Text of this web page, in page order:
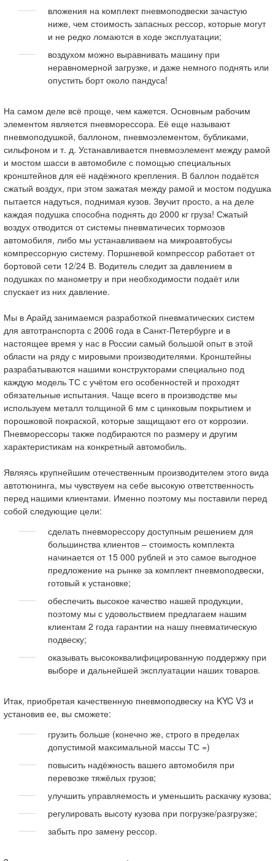
вложения на комплект пневмоподвески зачастую
ниже, чем стоимость запасных рессор, которые могут
и не редко ломаются в ходе эксплуатации;
воздухом можно выравнивать машину при
неравномерной загрузке, и даже немного поднять или
опустить борт около пандуса!
На самом деле всё проще, чем кажется. Основным рабочим
элементом является пневморессора. Её еще называют
пневмоподушкой, баллоном, пневмоэлементом, бубликами,
сильфоном и т. д. Устанавливается пневмоэлемент между рамой
и мостом шасси в автомобиле с помощью специальных
кронштейнов для её надёжного крепления. В баллон подаётся
сжатый воздух, при этом зажатая между рамой и мостом подушка
пытается надуться, поднимая кузов. Звучит просто, а на деле
каждая подушка способна поднять до 2000 кг груза! Сжатый
воздух отводится от системы пневматичесих тормозов
автомобиля, либо мы устанавливаем на микроавтобусы
компрессорную систему. Поршневой компрессор работает от
бортовой сети 12/24 В. Водитель следит за давлением в
подушках по манометру и при необходимости подаёт или
спускает из них давление.
Мы в Арайд занимаемся разработкой пневматических систем
для автотранспорта с 2006 года в Санкт-Петербурге и в
настоящее время у нас в России самый большой опыт в этой
области на ряду с мировыми производителями. Кронштейны
разрабатываются нашими конструкторами специально под
каждую модель ТС с учётом его особенностей и проходят
обязательные испытания. Чаще всего в производстве мы
используем металл толщиной 6 мм с цинковым покрытием и
порошковой покраской, которые защищают его от коррозии.
Пневморессоры также подбираются по размеру и другим
характеристикам на конкретный автомобиль.
Являясь крупнейшим отечественным производителем этого вида
автотюнинга, мы чувствуем на себе высокую ответственность
перед нашими клиентами. Именно поэтому мы поставили перед
собой следующие цели:
сделать пневморессору доступным решением для
большинства клиентов – стоимость комплекта
начинается от 15 000 рублей и это самое выгодное
предложение на рынке за комплект пневмоподвески,
готовый к установке;
обеспечить высокое качество нашей продукции,
поэтому мы с удовольствием предлагаем нашим
клиентам 2 года гарантии на нашу пневматическую
подвеску;
оказывать высококвалифицированную поддержку при
выборе и дальнейшей эксплуатации наших товаров.
Итак, приобретая качественную пневмоподвеску на KYC V3 и
установив ее, вы сможете:
грузить больше (конечно же, строго в пределах
допустимой максимальной массы ТС =)
повысить надёжность вашего автомобиля при
перевозке тяжёлых грузов;
улучшить управляемость и уменьшить раскачку кузова;
регулировать высоту кузова при погрузке/разгрузке;
забыть про замену рессор.